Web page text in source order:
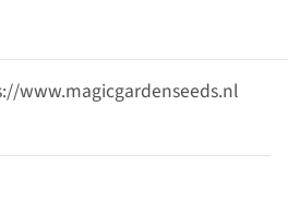
www.magicgardenseeds.nl